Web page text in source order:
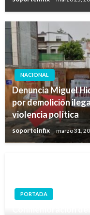
NACIONAL
Denuncia Miguel
por demolición
violencia política
soporteinfix marzo 31,
PORTADA